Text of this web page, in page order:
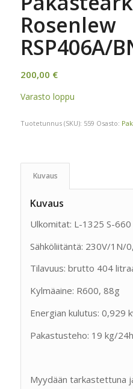
Rosenlew
RSP406A/
200,00 €
Varasto loppu
Tuotetunnus (SKU): 559 Osasto:
Kuvaus
Kuvaus
Ulkomitat: L-1325 S-
Sähköliitäntä: 230V/1N/
Tilavuus: brutto 404
Kylmäaine: R600, 88g
Energian kulutus: 0,929
Pakastusteho: 19 kg/24h
Myydään tarkastettuna